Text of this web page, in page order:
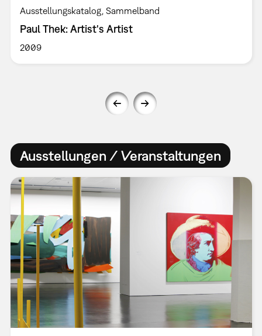
Ausstellungskatalog Sammelband
Paul Thek: Artist's Artist
2009
Ausstellungen / Veranstaltungen